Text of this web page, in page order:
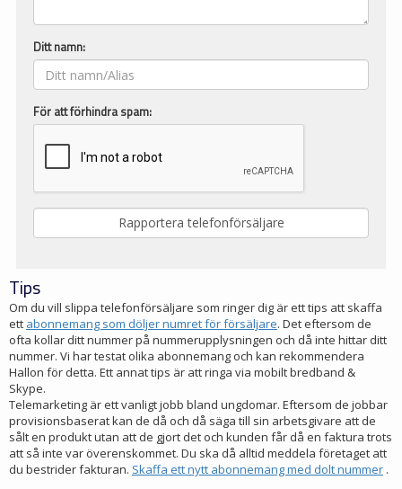
Ditt namn:
För att förhindra spam:
Tips
Om du vill slippa telefonförsäljare som ringer dig är ett tips att skaffa
ett abonnemang som döljer numret för försäljare. Det eftersom de
ofta kollar ditt nummer på nummerupplysningen och då inte hittar ditt
nummer. Vi har testat olika abonnemang och kan rekommendera
Hallon för detta. Ett annat tips är att ringa via mobilt bredband &
Skype.
Telemarketing är ett vanligt jobb bland ungdomar. Eftersom de jobbar
provisionsbaserat kan de då och då säga till sin arbetsgivare att de
sålt en produkt utan att de gjort det och kunden får då en faktura trots
att så inte var överenskommet. Du ska då alltid meddela företaget att
du bestrider fakturan. Skaffa ett nytt abonnemang med dolt nummer .